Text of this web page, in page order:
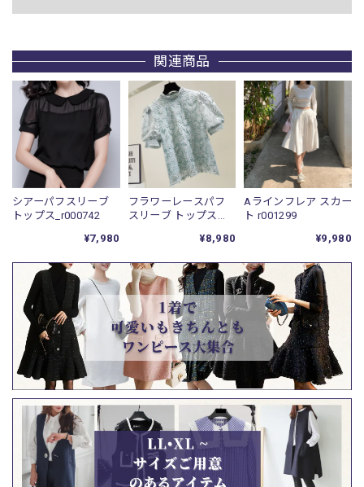
関連商品
シアーパフスリーブ
トップス_r000742
¥7,980
フラワーレースパフ
スリーブ トップス
¥8,980
Aラインフレア スカー
ト r001299
¥9,980